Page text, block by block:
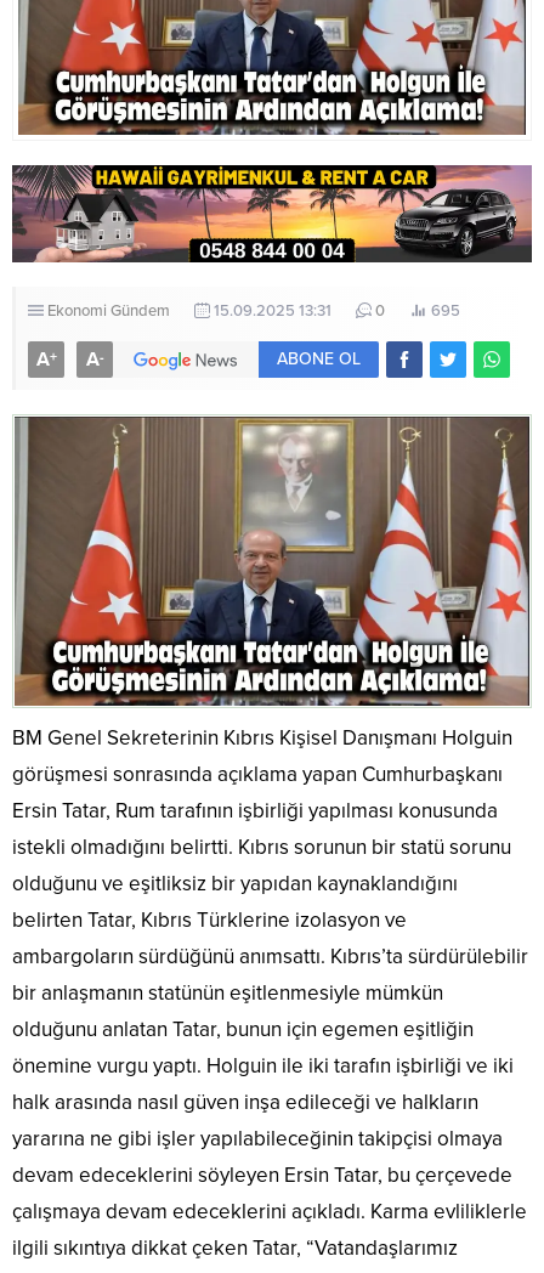
Ekonomi Gündem 15.09.2025 13:31 0 695
A+ A- ABONE OL
BM Genel Sekreterinin Kıbrıs Kişisel Danışmanı Holguin
görüşmesi sonrasında açıklama yapan Cumhurbaşkanı
Ersin Tatar, Rum tarafının işbirliği yapılması konusunda
istekli olmadığını belirtti. Kıbrıs sorunun bir statü sorunu
olduğunu ve eşitliksiz bir yapıdan kaynaklandığını
belirten Tatar, Kıbrıs Türklerine izolasyon ve
ambargoların sürdüğünü anımsattı. Kıbrıs’ta sürdürülebilir
bir anlaşmanın statünün eşitlenmesiyle mümkün
olduğunu anlatan Tatar, bunun için egemen eşitliğin
önemine vurgu yaptı. Holguin ile iki tarafın işbirliği ve iki
halk arasında nasıl güven inşa edileceği ve halkların
yararına ne gibi işler yapılabileceğinin takipçisi olmaya
devam edeceklerini söyleyen Ersin Tatar, bu çerçevede
çalışmaya devam edeceklerini açıkladı. Karma evliliklerle
ilgili sıkıntıya dikkat çeken Tatar, “Vatandaşlarımız